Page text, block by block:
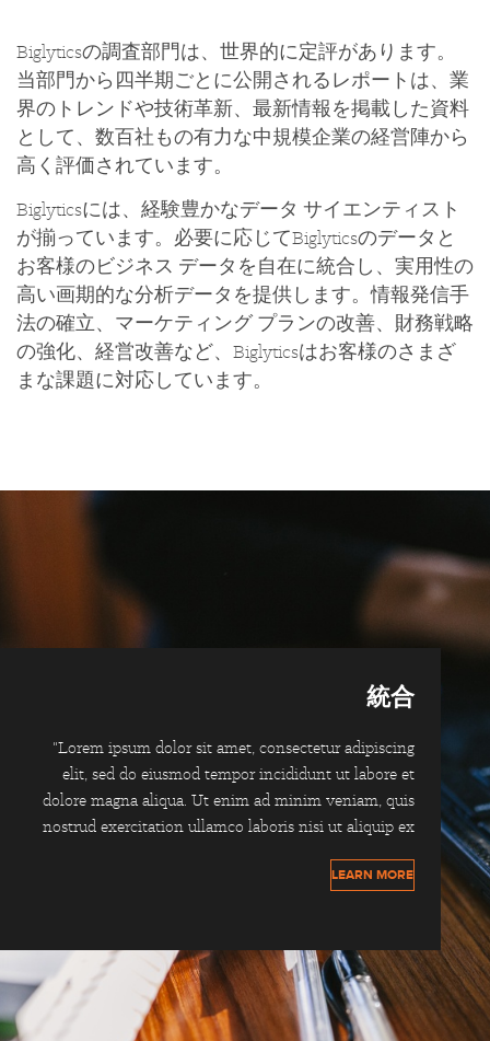
Biglyticsの調査部門は、世界的に定評があります。
当部門から四半期ごとに公開されるレポートは、業
界のトレンドや技術革新、最新情報を掲載した資料
として、数百社もの有力な中規模企業の経営陣から
高く評価されています。
Biglyticsには、経験豊かなデータ サイエンティスト
が揃っています。必要に応じてBiglyticsのデータと
お客様のビジネス データを自在に統合し、実用性の
高い画期的な分析データを提供します。情報発信手
法の確立、マーケティング プランの改善、財務戦略
の強化、経営改善など、Biglyticsはお客様のさまざ
まな課題に対応しています。
統合
"Lorem ipsum dolor sit amet, consectetur adipiscing
elit, sed do eiusmod tempor incididunt ut labore et
dolore magna aliqua. Ut enim ad minim veniam, quis
nostrud exercitation ullamco laboris nisi ut aliquip ex
LEARN MORE